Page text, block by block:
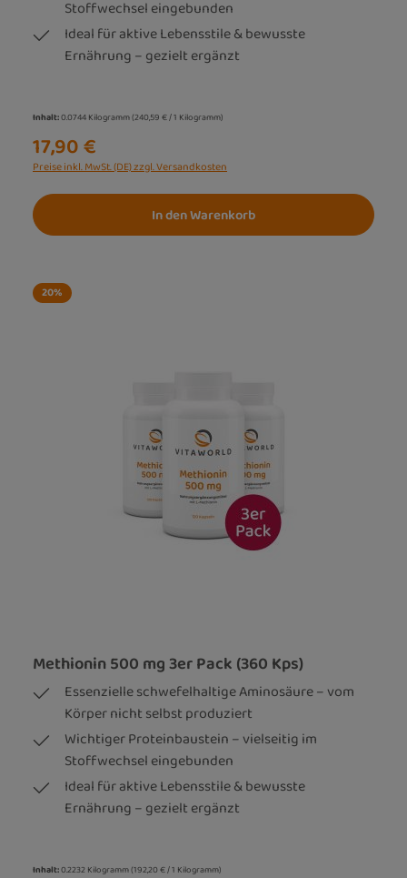
Stoffwechsel eingebunden
Ideal für aktive Lebensstile & bewusste
Ernährung – gezielt ergänzt
Inhalt:0.0744 Kilogramm(240,59 € / 1 Kilogramm)
17,90 €
Preise inkl. MwSt. (DE) zzgl. Versandkosten
In den Warenkorb
20%
Methionin 500 mg 3er Pack (360 Kps)
Essenzielle schwefelhaltige Aminosäure – vom
Körper nicht selbst produziert
Wichtiger Proteinbaustein – vielseitig im
Stoffwechsel eingebunden
Ideal für aktive Lebensstile & bewusste
Ernährung – gezielt ergänzt
Inhalt:0.2232 Kilogramm(192,20 € / 1 Kilogramm)